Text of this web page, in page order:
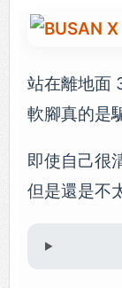
站在離地面
軟腳真的是
即使自己很
但是還是不